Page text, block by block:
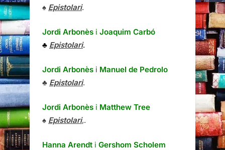
♠ Epistolari.
Jordi Arbonès i Joaquim Carbó
♣ Epistolari.
Jordi Arbonès i Manuel de Pedrolo
♣ Epistolari.
Jordi Arbonès i Matthew Tree
♠ Epistolari,.
Hanna Arendt i Gershom Scholem